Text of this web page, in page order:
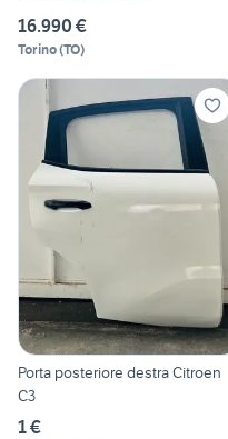
16.990 €
Torino(TO)
Porta posteriore destra Citroen
C3
1 €